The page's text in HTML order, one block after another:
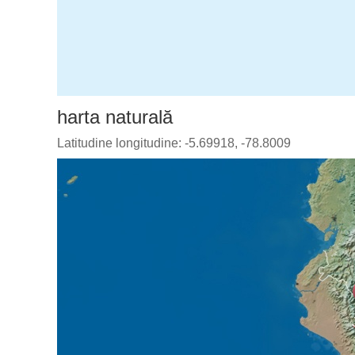
harta naturală
Latitudine longitudine: -5.69918, -78.8009